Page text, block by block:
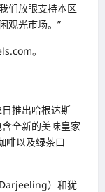
们放眼支持本区
观光市场。”
。
推出哈根达斯
全新的美味皇家
啡以及绿茶口
）和犹